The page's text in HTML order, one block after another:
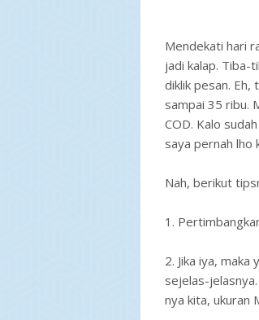
Mendekati hari
jadi kalap. Tiba-
diklik pesan.
sampai 35 ribu.
COD. Kalo
saya pernah lho
Nah, berikut
1.
2. Jika iya,
sejelas-
nya kita, ukuran